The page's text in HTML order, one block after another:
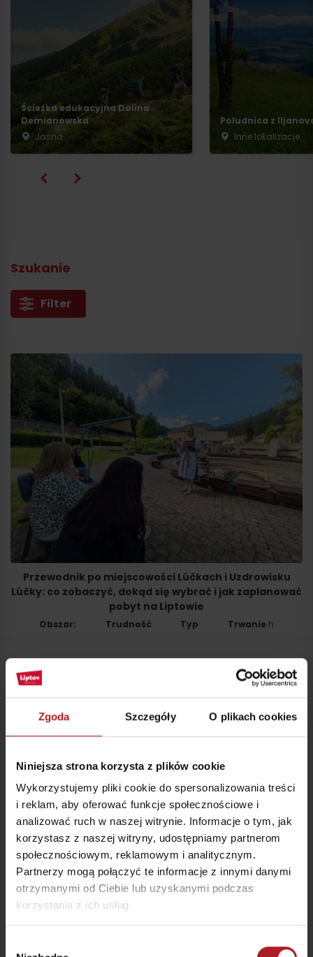
Zgoda Szczegóły O plikach cookies
Niniejsza strona korzysta z plików cookie
Wykorzystujemy pliki cookie do spersonalizowania treści
i reklam, aby oferować funkcje społecznościowe i
analizować ruch w naszej witrynie. Informacje o tym, jak
korzystasz z naszej witryny, udostępniamy partnerom
społecznościowym, reklamowym i analitycznym.
Partnerzy mogą połączyć te informacje z innymi danymi
otrzymanymi od Ciebie lub uzyskanymi podczas
korzystania z ich usług.
Ścieżka edukacyjna Dolina
Demianowska
Jasná
Poludnica z
Inne lokalizacje
Szukanie
Filter
Przewodnik po miejscowości Lúčkach i Uzdrowisku
Lúčky: co zobaczyć, dokąd się wybrać i jak zaplanować
pobyt na Liptowie
Obszar: Trudność Typ Trwanie h
Rzeka Belá Liptowska na Liptowie: rafting, urzekająca
przyroda i pomysły na wycieczkę
Trudność
Przyjazd